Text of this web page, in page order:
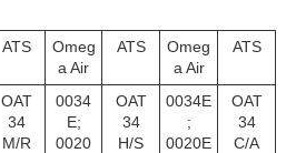
ATS
Omeg
a Air
ATS
Omeg
a Air
ATS
OAT
34
M/R
0034
E;
0020
OAT
34
H/S
0034E
;
0020E
OAT
34
C/A